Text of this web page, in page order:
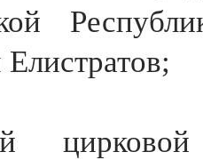
цирковой